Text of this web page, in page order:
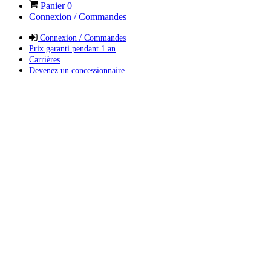
Panier0
Connexion / Commandes
Connexion / Commandes
Prix garanti pendant 1 an
Carrières
Devenez un concessionnaire